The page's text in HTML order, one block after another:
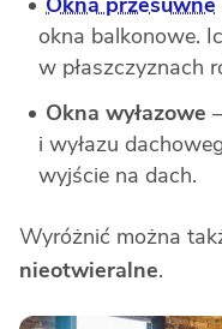
okna balkonowe.
w płaszczyznach
Okna wyłazowe
i wyłazu
wyjście na dach.
Wyróżnić można
nieotwieralne.